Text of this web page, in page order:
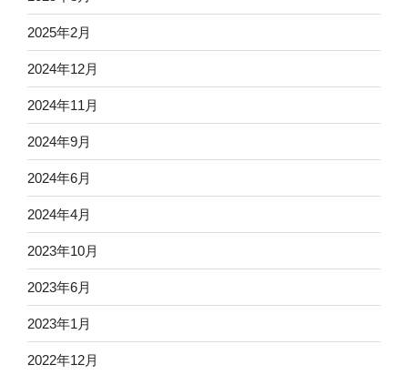
2025年2月
2024年12月
2024年11月
2024年9月
2024年6月
2024年4月
2023年10月
2023年6月
2023年1月
2022年12月